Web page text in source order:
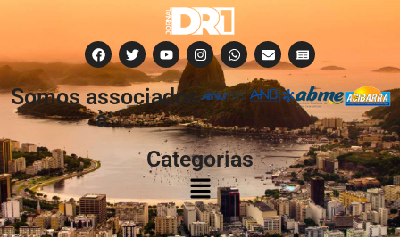
Somos associados
à:
Categorias